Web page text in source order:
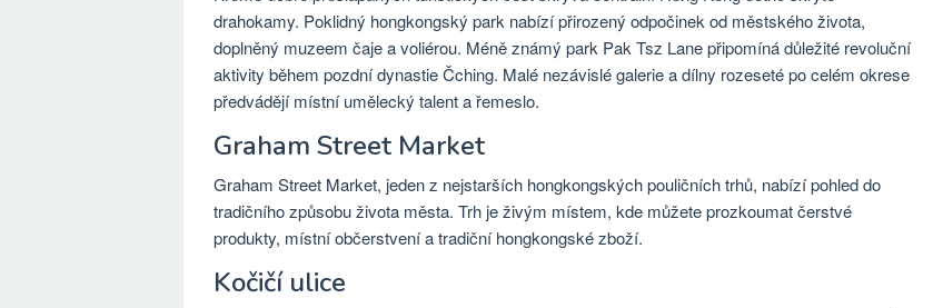
drahokamy. Poklidný hongkongský park nabízí přirozený odpočinek od městského života,
doplněný muzeem čaje a voliérou. Méně známý park Pak Tsz Lane připomíná důležité revoluční
aktivity během pozdní dynastie Čching. Malé nezávislé galerie a dílny rozeseté po celém okrese
předvádějí místní umělecký talent a řemeslo.
Graham Street Market
Graham Street Market, jeden z nejstarších hongkongských pouličních trhů, nabízí pohled do
tradičního způsobu života města. Trh je živým místem, kde můžete prozkoumat čerstvé
produkty, místní občerstvení a tradiční hongkongské zboží.
Kočičí ulice